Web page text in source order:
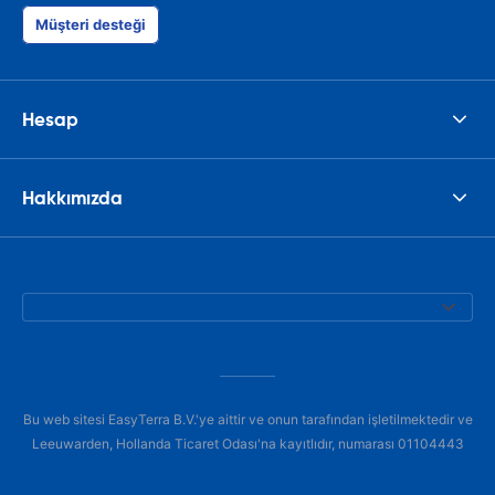
Müşteri desteği
Hesap
Hakkımızda
Bu web sitesi EasyTerra B.V.'ye aittir ve onun tarafından işletilmektedir ve
Leeuwarden, Hollanda Ticaret Odası'na kayıtlıdır, numarası 01104443